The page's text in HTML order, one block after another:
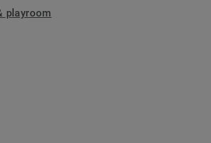
playroom